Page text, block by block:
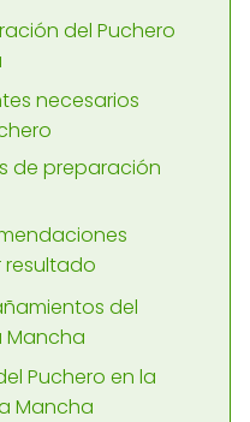
del Puchero
necesarios
de preparación
resultado
del
Mancha
Puchero en la
Mancha